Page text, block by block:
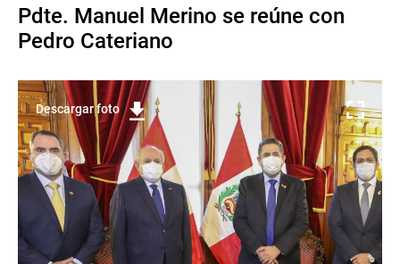
Pdte. Manuel Merino se reúne con
Pedro Cateriano
Descargar foto